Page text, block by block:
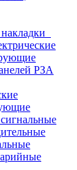
РЗА